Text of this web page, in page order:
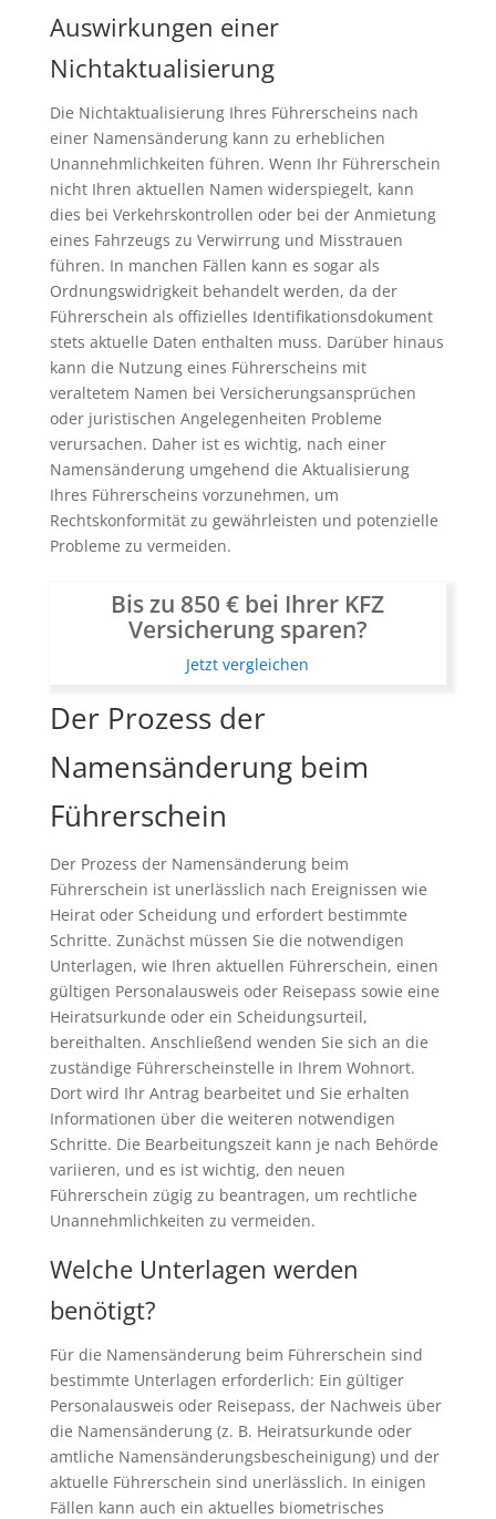
Auswirkungen einer
Nichtaktualisierung
Die Nichtaktualisierung Ihres Führerscheins nach
einer Namensänderung kann zu erheblichen
Unannehmlichkeiten führen. Wenn Ihr Führerschein
nicht Ihren aktuellen Namen widerspiegelt, kann
dies bei Verkehrskontrollen oder bei der Anmietung
eines Fahrzeugs zu Verwirrung und Misstrauen
führen. In manchen Fällen kann es sogar als
Ordnungswidrigkeit behandelt werden, da der
Führerschein als offizielles Identifikationsdokument
stets aktuelle Daten enthalten muss. Darüber hinaus
kann die Nutzung eines Führerscheins mit
veraltetem Namen bei Versicherungsansprüchen
oder juristischen Angelegenheiten Probleme
verursachen. Daher ist es wichtig, nach einer
Namensänderung umgehend die Aktualisierung
Ihres Führerscheins vorzunehmen, um
Rechtskonformität zu gewährleisten und potenzielle
Probleme zu vermeiden.
Bis zu 850 € bei Ihrer KFZ
Versicherung sparen?
Jetzt vergleichen
Der Prozess der
Namensänderung beim
Führerschein
Der Prozess der Namensänderung beim
Führerschein ist unerlässlich nach Ereignissen wie
Heirat oder Scheidung und erfordert bestimmte
Schritte. Zunächst müssen Sie die notwendigen
Unterlagen, wie Ihren aktuellen Führerschein, einen
gültigen Personalausweis oder Reisepass sowie eine
Heiratsurkunde oder ein Scheidungsurteil,
bereithalten. Anschließend wenden Sie sich an die
zuständige Führerscheinstelle in Ihrem Wohnort.
Dort wird Ihr Antrag bearbeitet und Sie erhalten
Informationen über die weiteren notwendigen
Schritte. Die Bearbeitungszeit kann je nach Behörde
variieren, und es ist wichtig, den neuen
Führerschein zügig zu beantragen, um rechtliche
Unannehmlichkeiten zu vermeiden.
Welche Unterlagen werden
benötigt?
Für die Namensänderung beim Führerschein sind
bestimmte Unterlagen erforderlich: Ein gültiger
Personalausweis oder Reisepass, der Nachweis über
die Namensänderung (z. B. Heiratsurkunde oder
amtliche Namensänderungsbescheinigung) und der
aktuelle Führerschein sind unerlässlich. In einigen
Fällen kann auch ein aktuelles biometrisches